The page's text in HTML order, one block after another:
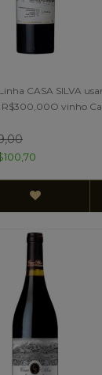
CASA SILVA
vinho